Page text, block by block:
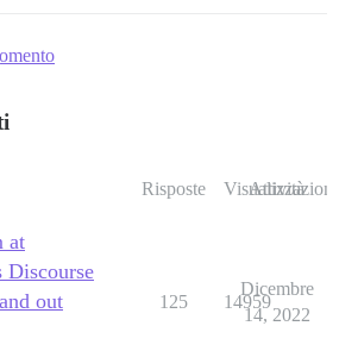
Risposte Visualizzazioni
Attività
at
Discourse
out
125 14959
Dicembre
14, 2022